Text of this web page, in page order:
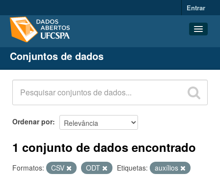
Entrar
Conjuntos de dados
Organizações
Grupos
Sobre
Conjuntos de dados
Ordenar por
1 conjunto de dados encontrado
Formatos: CSV ODT Etiquetas:
auxílios